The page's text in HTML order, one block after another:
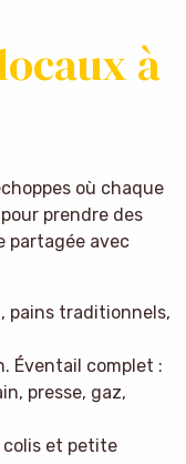
à
où chaque
prendre des
partagée avec
pains traditionnels,
Éventail complet :
presse, gaz,
colis et petite